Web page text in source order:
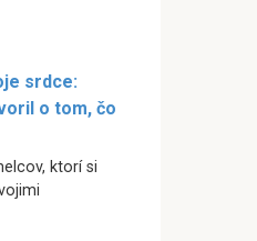
srdce:
o tom, čo
ktorí si